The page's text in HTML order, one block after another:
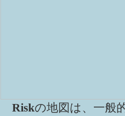
Riskの地図は、一般